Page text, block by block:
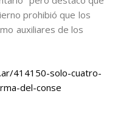
prohibió que los
auxiliares de los
414150-solo-cuatro-
del-conse